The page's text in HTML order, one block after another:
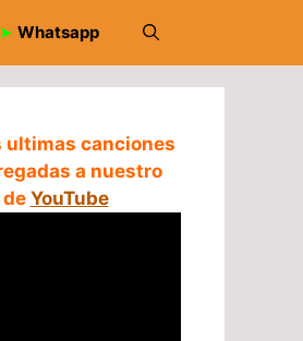
➤ Whatsapp
ultimas canciones
a nuestro
YouTube